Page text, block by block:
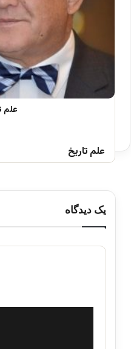
علم تاریخ
یک دیدگاه